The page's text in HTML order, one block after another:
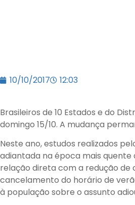
10/10/2017 12:03
Brasileiros de 10 Estados e do
domingo 15/10. A mudança
Neste ano, estudos realizados
adiantada na época mais quente
relação direta com a redução de
cancelamento do horário de
à população sobre o assunto